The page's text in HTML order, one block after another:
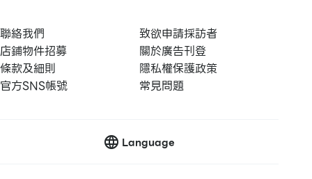
聯絡我們
致欲申請採訪者
店鋪物件招募
關於廣告刊登
條款及細則
隱私權保護政策
官方SNS帳號
常見問題
Language